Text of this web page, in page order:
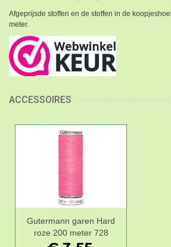
Afgeprijsde stoffen en de stoffen in de
meter.
ACCESSOIRES
Gutermann garen Hard
roze 200 meter 728